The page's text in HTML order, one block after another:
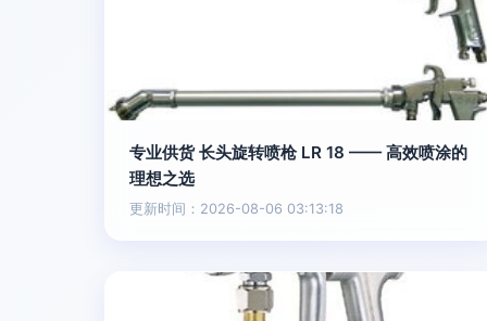
专业供货 长头旋转喷枪 LR 18 —— 高效喷涂的
理想之选
更新时间：2026-08-06 03:13:18